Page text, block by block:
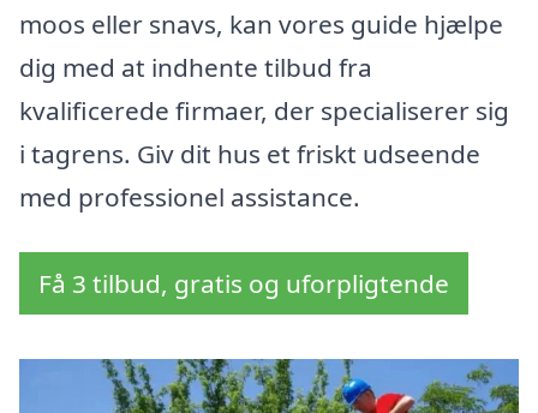
moos eller snavs, kan vores guide hjælpe
dig med at indhente tilbud fra
kvalificerede firmaer, der specialiserer sig
i tagrens. Giv dit hus et friskt udseende
med professionel assistance.
Få 3 tilbud, gratis og uforpligtende